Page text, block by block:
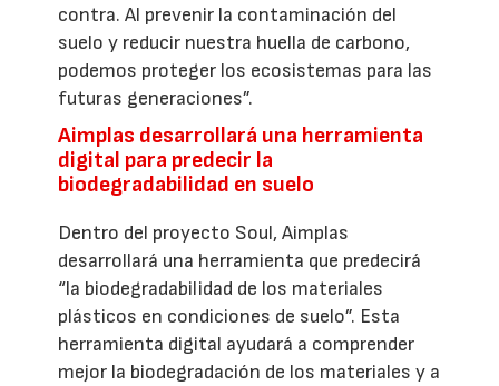
contra. Al prevenir la contaminación del
suelo y reducir nuestra huella de carbono,
podemos proteger los ecosistemas para las
futuras generaciones”.
Aimplas desarrollará una herramienta
digital para predecir la
biodegradabilidad en suelo
Dentro del proyecto Soul, Aimplas
desarrollará una herramienta que predecirá
“la biodegradabilidad de los materiales
plásticos en condiciones de suelo”. Esta
herramienta digital ayudará a comprender
mejor la biodegradación de los materiales y a